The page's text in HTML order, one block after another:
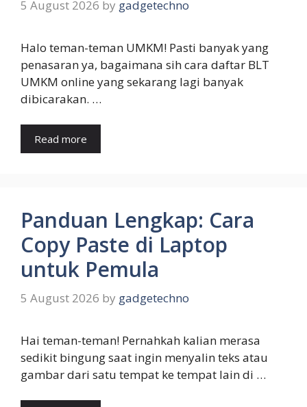
5 August 2026 by gadgetechno
Halo teman-teman UMKM! Pasti banyak yang
penasaran ya, bagaimana sih cara daftar BLT
UMKM online yang sekarang lagi banyak
dibicarakan. …
Read more
Panduan Lengkap: Cara
Copy Paste di Laptop
untuk Pemula
5 August 2026 by gadgetechno
Hai teman-teman! Pernahkah kalian merasa
sedikit bingung saat ingin menyalin teks atau
gambar dari satu tempat ke tempat lain di …